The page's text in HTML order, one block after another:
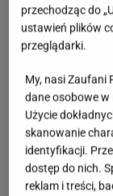
też tytuł za
świecie" w
Przepis na
Włocha
Vito nie
założyć swój
radami, jak
przechodząc do
ustawień plików
przeglądarki.
My, nasi Zaufani
dane osobowe
Użycie
skanowanie
identyfikacji.
dostęp do nich.
reklam i treści,